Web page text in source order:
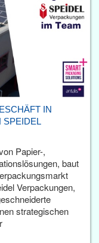
IN
SPEIDEL
Papier-,
baut
Verpackungen,
strategischen